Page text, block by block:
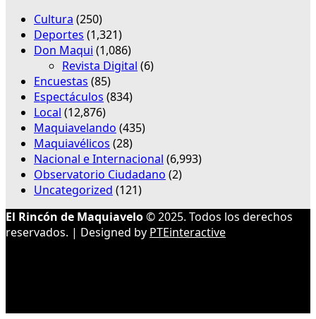
Cultura (250)
Deportes (1,321)
Don Maqui (1,086)
Revista Digital (6)
Encuestas (85)
Espectáculos (834)
Local (12,876)
Maquiavelando (435)
Maquiavélicos (28)
Nacional e Internacional (6,993)
Observatorio Ciudadano (2)
Uncategorized (121)
El Rincón de Maquiavelo© 2025. Todos los derechos
reservados. | Designed by PTEinteractive